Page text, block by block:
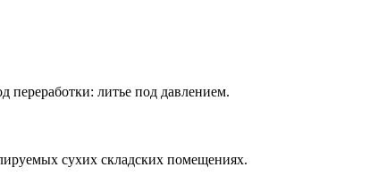
литье под давлением.
сухих складских помещениях.